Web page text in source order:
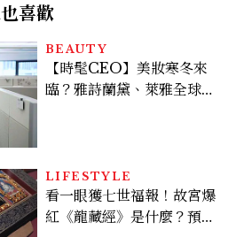
喜歡
BEAUTY
【時髦CEO】美妝寒冬來
臨？雅詩蘭黛、萊雅全球裁
LIFESTYLE
看一眼獲七世福報！故宮爆
紅《龍藏經》是什麼？預約